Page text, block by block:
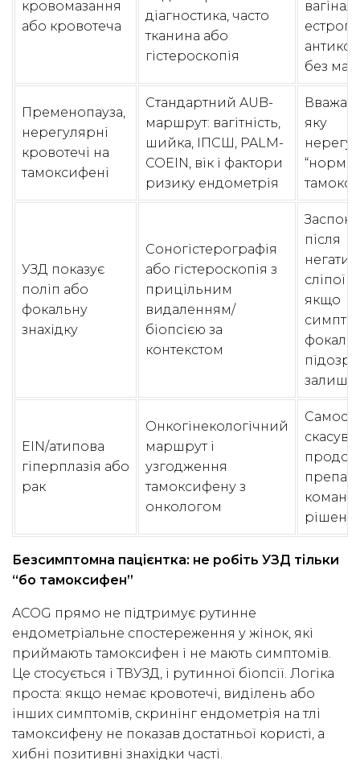
кровомазання
або кровотеча
діагностика, часто
тканина або
гістероскопія
без
Пременопауза,
нерегулярні
кровотечі на
тамоксифені
Стандартний AUB-
маршрут: вагітність,
шийка, ІПСШ, PALM-
COEIN, вік і фактори
ризику ендометрія
яку
УЗД показує
поліп або
фокальну
знахідку
Соногістерографія
або гістероскопія з
прицільним
видаленням/
біопсією за
контекстом
після
сліпої
якщо
підозра
EIN/атипова
гіперплазія або
рак
Онкогінекологічний
маршрут і
узгодження
тамоксифену з
онкологом
Безсимптомна пацієнтка: не робіть УЗД тільки
“бо тамоксифен”
ACOG прямо не підтримує рутинне
ендометріальне спостереження у жінок, які
приймають тамоксифен і не мають симптомів.
Це стосується і ТВУЗД, і рутинної біопсії. Логіка
проста: якщо немає кровотечі, виділень або
інших симптомів, скринінг ендометрія на тлі
тамоксифену не показав достатньої користі, а
хибні позитивні знахідки часті.